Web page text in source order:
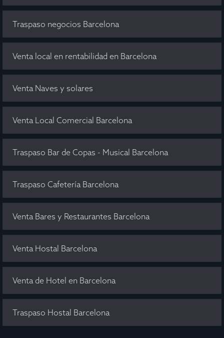
Traspaso negocios Barcelona
Venta local en rentabilidad en Barcelona
Venta Naves y solares
Venta Local Comercial Barcelona
Traspaso Bar de Copas - Musical Barcelona
Traspaso Cafetería Barcelona
Venta Bares y Restaurantes Barcelona
Venta Hostal Barcelona
Venta de Hotel en Barcelona
Traspaso Hostal Barcelona